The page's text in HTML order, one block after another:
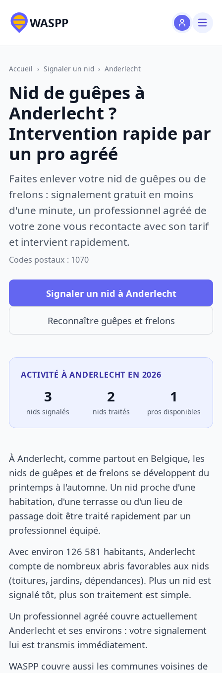
WASPP
Accueil › Signaler un nid › Anderlecht
Nid de guêpes à
Anderlecht ?
Intervention rapide par
un pro agréé
Faites enlever votre nid de guêpes ou de
frelons : signalement gratuit en moins
d'une minute, un professionnel agréé de
votre zone vous recontacte avec son tarif
et intervient rapidement.
Codes postaux : 1070
Signaler un nid à Anderlecht
Reconnaître guêpes et frelons
ACTIVITÉ À ANDERLECHT EN 2026
3
nids signalés
2
nids traités
1
pros disponibles
À Anderlecht, comme partout en Belgique, les
nids de guêpes et de frelons se développent du
printemps à l'automne. Un nid proche d'une
habitation, d'une terrasse ou d'un lieu de
passage doit être traité rapidement par un
professionnel équipé.
Avec environ 126 581 habitants, Anderlecht
compte de nombreux abris favorables aux nids
(toitures, jardins, dépendances). Plus un nid est
signalé tôt, plus son traitement est simple.
Un professionnel agréé couvre actuellement
Anderlecht et ses environs : votre signalement
lui est transmis immédiatement.
WASPP couvre aussi les communes voisines de